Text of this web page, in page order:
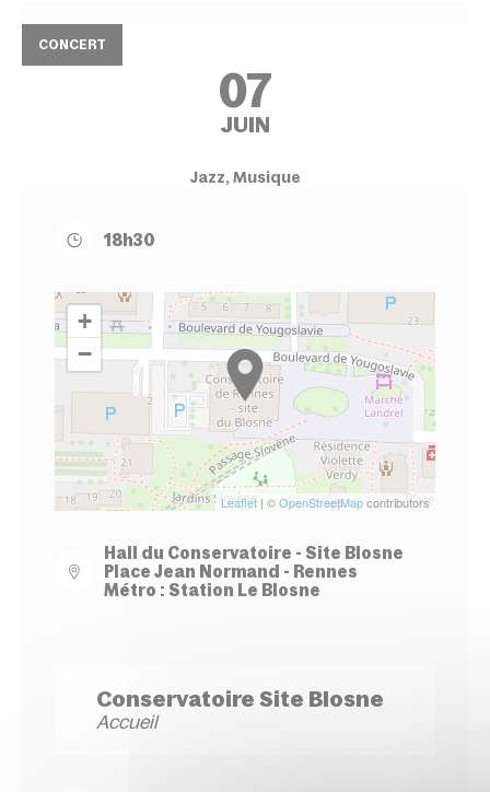
CONCERT
07
JUIN
Jazz, Musique
18h30
+
−
Leaflet | ©OpenStreetMapcontributors
Hall du Conservatoire - Site Blosne
Place Jean Normand - Rennes
Métro : Station Le Blosne
Conservatoire Site Blosne
Accueil